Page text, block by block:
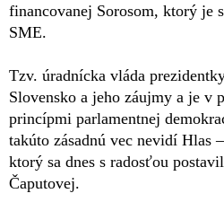
financovanej Sorosom, ktorý je
SME.
Tzv. úradnícka vláda
Slovensko a jeho záujmy a je v
princípmi parlamentnej
takúto zásadnú vec nevidí Hlas
ktorý sa dnes s radosťou
Čaputovej.